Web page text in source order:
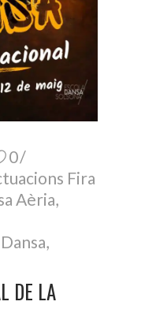
0
Fira
Aèria,
,
DE LA